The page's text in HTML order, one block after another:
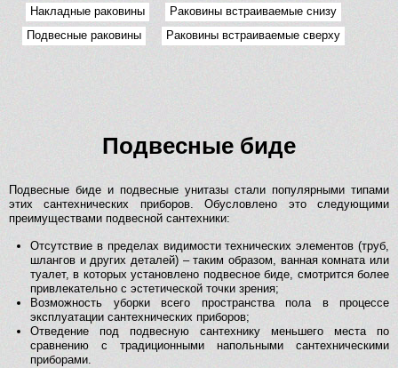
Накладные раковины
Раковины встраиваемые снизу
Подвесные раковины
Раковины встраиваемые сверху
Подвесные биде
Подвесные биде и подвесные унитазы стали популярными типами
этих сантехнических приборов. Обусловлено это следующими
преимуществами подвесной сантехники:
Отсутствие в пределах видимости технических элементов (труб,
шлангов и других деталей) – таким образом, ванная комната или
туалет, в которых установлено подвесное биде, смотрится более
привлекательно с эстетической точки зрения;
Возможность уборки всего пространства пола в процессе
эксплуатации сантехнических приборов;
Отведение под подвесную сантехнику меньшего места по
сравнению с традиционными напольными сантехническими
приборами.